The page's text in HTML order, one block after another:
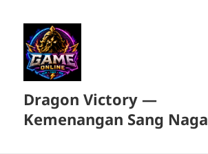
Dragon Victory —
Kemenangan Sang Naga